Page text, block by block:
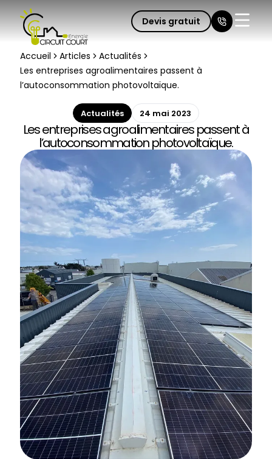
Devis gratuit
Fermer
Accueil Articles
Actualités
Les entreprises agroalimentaires passent à
l’autoconsommation photovoltaïque.
Actualités 24 mai 2023
Les entreprises agroalimentaires passent à
l’autoconsommation photovoltaïque.